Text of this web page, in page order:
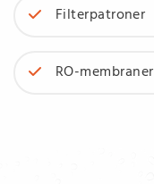
Filterpatroner
RO-membraner